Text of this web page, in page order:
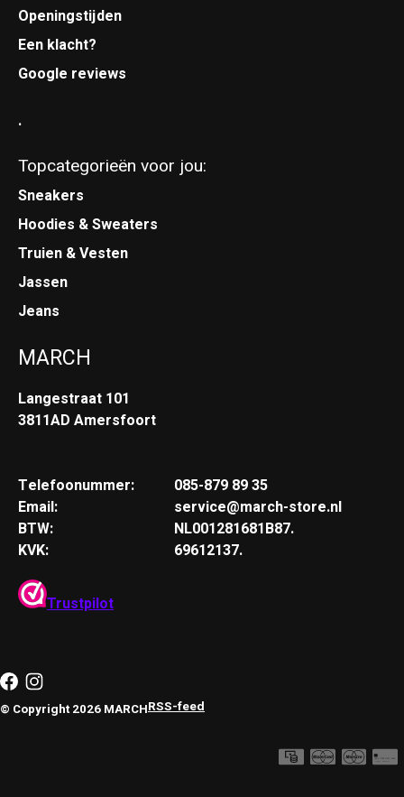
Openingstijden
Een klacht?
Google reviews
.
Topcategorieën voor jou:
Sneakers
Hoodies & Sweaters
Truien & Vesten
Jassen
Jeans
MARCH
Langestraat 101
3811AD Amersfoort
Telefoonummer:
Email:
BTW:
KVK:
085-879 89 35
service@march-store.nl
NL001281681B87.
69612137.
Trustpilot
© Copyright 2026 MARCHRSS-feed